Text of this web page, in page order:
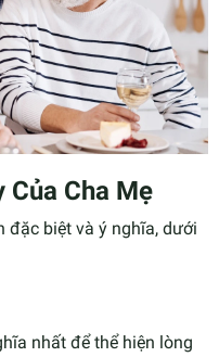
Của Cha Mẹ
đặc biệt và ý nghĩa, dưới
nhất để thể hiện lòng